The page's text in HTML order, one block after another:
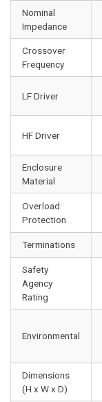
Nominal
Impedance
Crossover
Frequency
LF Driver
HF Driver
Enclosure
Material
Overload
Protection
Terminations
Safety
Agency
Rating
Environmental
Dimensions
(H x W x D)